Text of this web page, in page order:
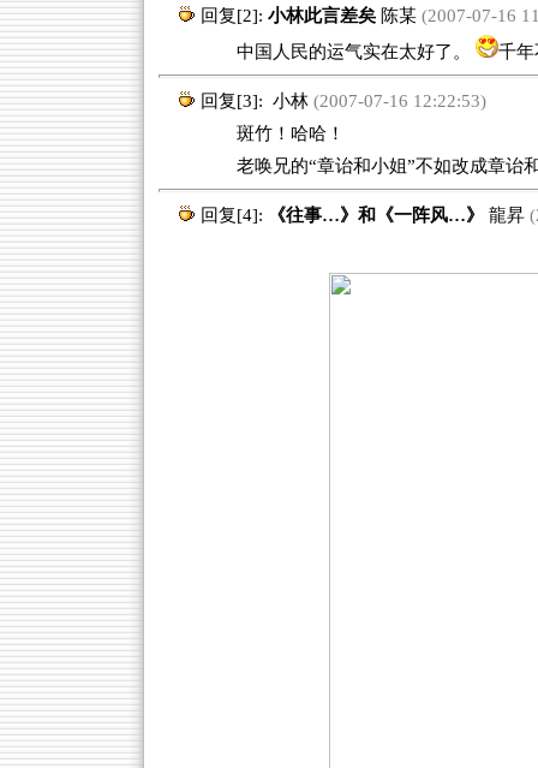
回复[2]: 小林此言差矣 陈某(2007-07-16
中国人民的运气实在太好了。
千年
回复[3]: 小林(2007-07-16 12:22:53)
斑竹！哈哈！
老唤兄的“章诒和小姐”不如改成章诒
回复[4]: 《往事…》和《一阵风…》 龍昇